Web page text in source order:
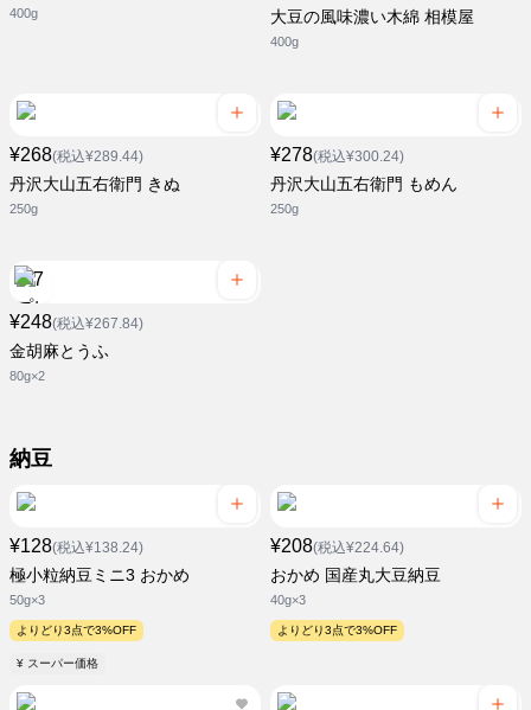
400g 大豆の風味濃い木綿 相模屋
400g
¥268(税込¥289.44)
丹沢大山五右衛門 きぬ
250g
¥278(税込¥300.24)
丹沢大山五右衛門 もめん
250g
¥248(税込¥267.84)
金胡麻とうふ
80g×2
納豆
¥128(税込¥138.24)
極小粒納豆ミニ3 おかめ
50g×3
よりどり3点で3%OFF
¥ スーパー価格
¥208(税込¥224.64)
おかめ 国産丸大豆納豆
40g×3
よりどり3点で3%OFF